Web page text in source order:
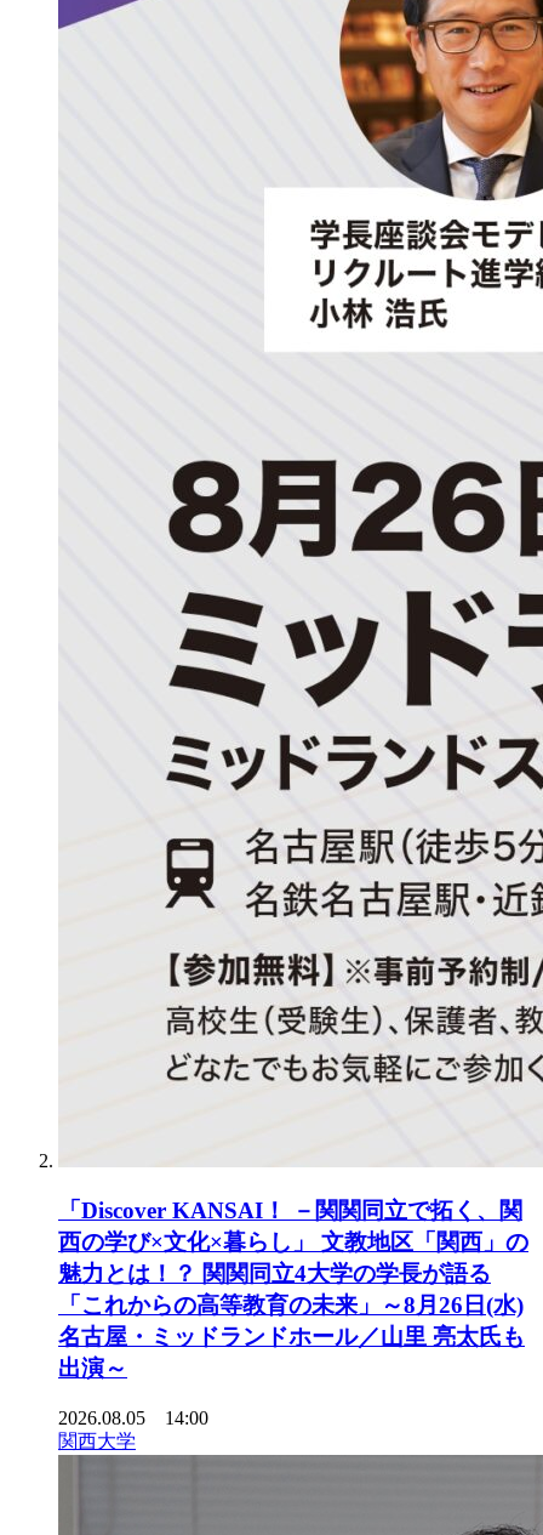
「Discover KANSAI！ －関関同立で拓く、関
西の学び×文化×暮らし」 文教地区「関西」の
魅力とは！？ 関関同立4大学の学長が語る
「これからの高等教育の未来」～8月26日(水)
名古屋・ミッドランドホール／山里 亮太氏も
出演～
2026.08.05 14:00
関西大学